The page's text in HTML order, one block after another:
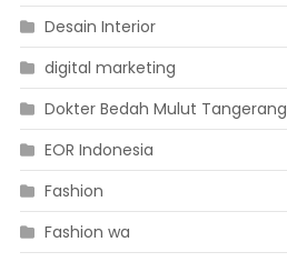
Desain Interior
digital marketing
Dokter Bedah Mulut Tangerang
EOR Indonesia
Fashion
Fashion wa